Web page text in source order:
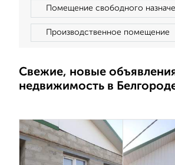
Помещение свободного
Производственное помещение
Свежие, новые
недвижимость в